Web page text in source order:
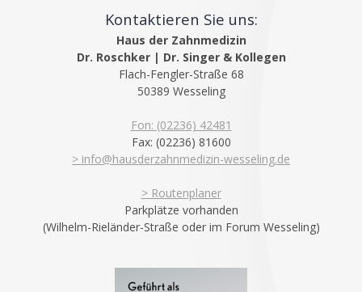
Kontaktieren Sie uns:
Haus der Zahnmedizin
Dr. Roschker | Dr. Singer & Kollegen
Flach-Fengler-Straße 68
50389 Wesseling
Fon: (02236) 42481
Fax: (02236) 81600
> info@hausderzahnmedizin-wesseling.de
> Routenplaner
Parkplätze vorhanden
(Wilhelm-Rieländer-Straße oder im Forum Wesseling)